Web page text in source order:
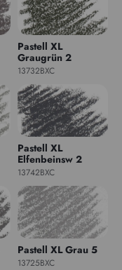
Pastell XL
Graugrün 2
13732BXC
Pastell XL
Elfenbeinsw 2
13742BXC
Pastell XL Grau 5
13725BXC